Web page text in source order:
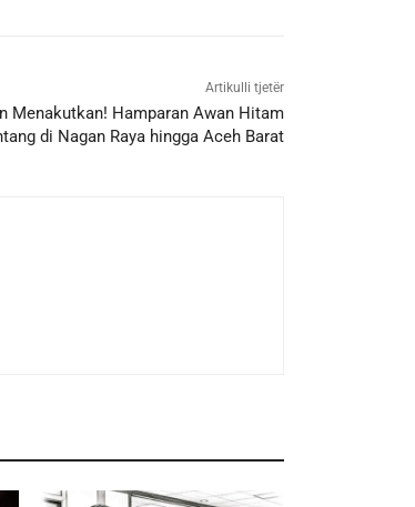
Artikulli tjetër
Menakutkan! Hamparan Awan Hitam
di Nagan Raya hingga Aceh Barat